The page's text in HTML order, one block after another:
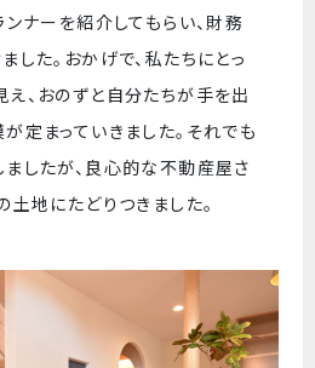
ンナーを紹介してもらい、財務
した。おかげで、私たちにとっ
、おのずと自分たちが手を出
定まっていきました。それでも
したが、良心的な不動産屋さ
土地にたどりつきました。